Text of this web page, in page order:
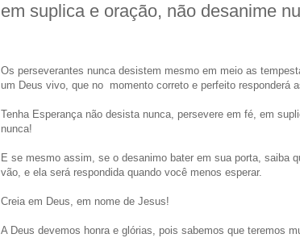
em suplica e oração, não desanime
Os perseverantes nunca desistem mesmo em meio as
um Deus vivo, que no momento correto e perfeito responderá
Tenha Esperança não desista nunca, persevere em fé, em
nunca!
E se mesmo assim, se o desanimo bater em sua porta, saiba
vão, e ela será respondida quando você menos esperar.
Creia em Deus, em nome de Jesus!
A Deus devemos honra e glórias, pois sabemos que teremos